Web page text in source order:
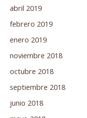
abril 2019
febrero 2019
enero 2019
noviembre 2018
octubre 2018
septiembre 2018
junio 2018